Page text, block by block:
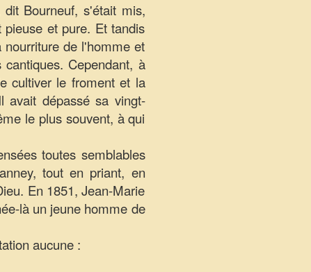
Bourneuf, s'était mis,
et pure. Et tandis
de l'homme et
Cependant, à
cultiver le froment et la
avait dépassé sa vingt-
le plus souvent, à qui
toutes semblables
tout en priant, en
En 1851, Jean-Marie
là un jeune homme de
aucune :